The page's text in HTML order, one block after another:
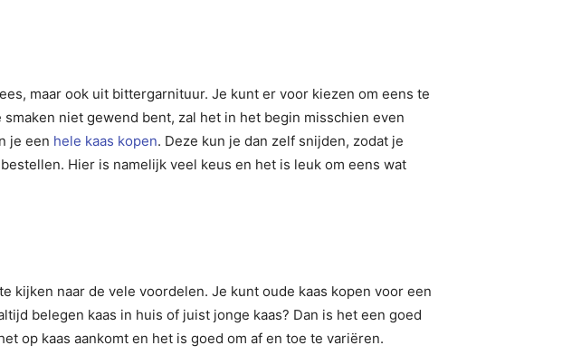
maar ook uit bittergarnituur. Je kunt er voor kiezen om eens te
niet gewend bent, zal het in het begin misschien even
je een hele kaas kopen. Deze kun je dan zelf snijden, zodat je
Hier is namelijk veel keus en het is leuk om eens wat
kijken naar de vele voordelen. Je kunt oude kaas kopen voor een
belegen kaas in huis of juist jonge kaas? Dan is het een goed
op kaas aankomt en het is goed om af en toe te variëren.